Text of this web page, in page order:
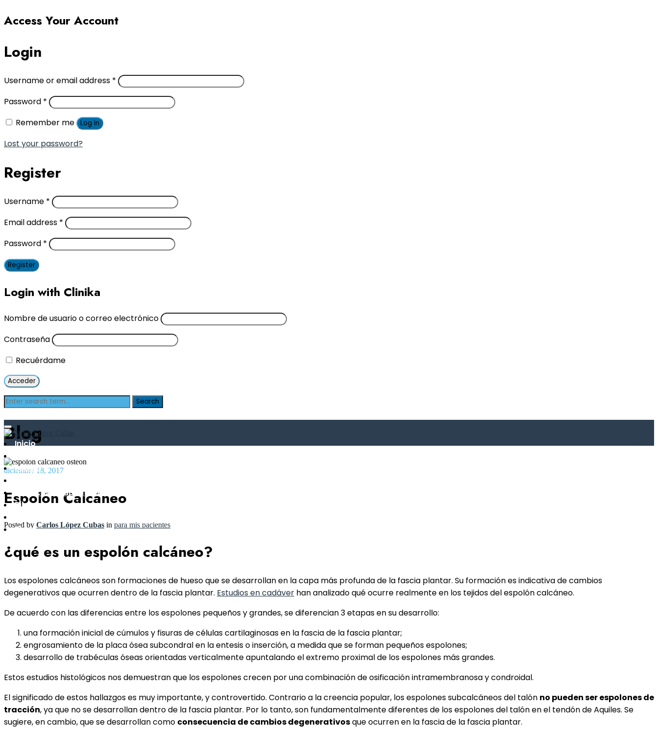
Access Your Account
Login
Username or email address *
Password *
Remember me
Log in
Lost your password?
Register
Username *
Email address *
Password *
Register
Login with Clinika
Nombre de usuario o correo electrónico
Contraseña
Recuérdame
Inicio
Equipo
Ejercicio Terapéutico
Pilates
Blog
Blog
diciembre 18, 2017
Espolón Calcáneo
Posted by Carlos López Cubas in para mis pacientes
¿qué es un espolón calcáneo?
Los espolones calcáneos son formaciones de hueso que se desarrollan en la capa más profunda de la fascia plantar. Su formación es indicativa de cambios
degenerativos que ocurren dentro de la fascia plantar. Estudios en cadáver han analizado qué ocurre realmente en los tejidos del espolón calcáneo.
De acuerdo con las diferencias entre los espolones pequeños y grandes, se diferencian 3 etapas en su desarrollo:
una formación inicial de cúmulos y fisuras de células cartilaginosas en la fascia de la fascia plantar;
engrosamiento de la placa ósea subcondral en la entesis o inserción, a medida que se forman pequeños espolones;
desarrollo de trabéculas óseas orientadas verticalmente apuntalando el extremo proximal de los espolones más grandes.
Estos estudios histológicos nos demuestran que los espolones crecen por una combinación de osificación intramembranosa y condroidal.
El significado de estos hallazgos es muy importante, y controvertido. Contrario a la creencia popular, los espolones subcalcáneos del talón no pueden ser espolones de
tracción, ya que no se desarrollan dentro de la fascia plantar. Por lo tanto, son fundamentalmente diferentes de los espolones del talón en el tendón de Aquiles. Se
sugiere, en cambio, que se desarrollan como consecuencia de cambios degenerativosque ocurren en la fascia de la fascia plantar.